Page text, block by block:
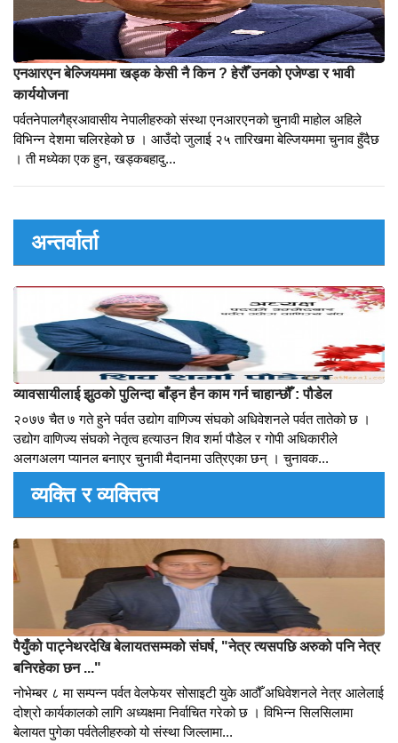
''स्किल इन्भेस्ट''को एजेण्डा सहित बेल्जियमाको सचिवमा भट्टको उम्मेदवारी
पर्वतनेपालगैह्रआवासीय नेपाली (एनआरएन) ले के गर्छन ? आम नेपालीहरुको
एनआरएनबारेको बुझाइ सामाजिक, प्राकृतिक, मानवीय दुखमा नेपालमा पैसा पठाउने
गैह्रआवासीय नेपालीको संस्था भनेर ब...
एनआरएन बेल्जियममा खड्क केसी नै किन ? हेरौँ उनको एजेण्डा र भावी
कार्ययोजना
पर्वतनेपालगैह्रआवासीय नेपालीहरुको संस्था एनआरएनको चुनावी माहोल अहिले
विभिन्न देशमा चलिरहेको छ । आउँदो जुलाई २५ तारिखमा बेल्जियममा चुनाव हुँदैछ
। ती मध्येका एक हुन, खड्कबहादु...
अन्तर्वार्ता
व्यावसायीलाई झुठको पुलिन्दा बाँड्न हैन काम गर्न चाहान्छौँ : पौडेल
२०७७ चैत ७ गते हुने पर्वत उद्योग वाणिज्य संघको अधिवेशनले पर्वत तातेको छ ।
उद्योग वाणिज्य संघको नेतृत्व हत्याउन शिव शर्मा पौडेल र गोपी अधिकारीले
अलगअलग प्यानल बनाएर चुनावी मैदानमा उत्रिएका छन् । चुनावक...
व्यक्ति र व्यक्तित्व